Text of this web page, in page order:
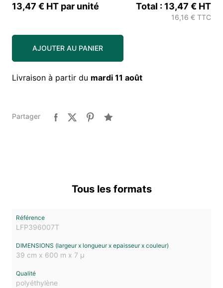
13,47 € HT par unité Total : 13,47 € HT
16,16 € TTC
AJOUTER AU PANIER
Livraison à partir du mardi 11 août
Partager
Tous les formats
LFP396007T
39 cm x 600 m x 7 µ
polyéthylène